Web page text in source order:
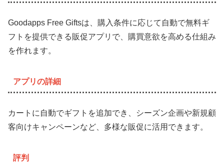
Goodapps Free Giftsは、購入条件に応じて自動で無料ギ
フトを提供できる販促アプリで、購買意欲を高める仕組み
を作れます。
アプリの詳細
カートに自動でギフトを追加でき、シーズン企画や新規顧
客向けキャンペーンなど、多様な販促に活用できます。
評判